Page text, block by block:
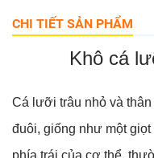
CHI TIẾT SẢN PHẨM
Khô cá
Cá lưỡi trâu nhỏ và
đuôi, giống như một
phía trái của cơ thể,